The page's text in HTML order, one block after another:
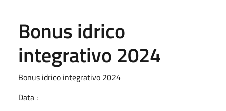
Bonus idrico
integrativo 2024
Bonus idrico integrativo 2024
Data :